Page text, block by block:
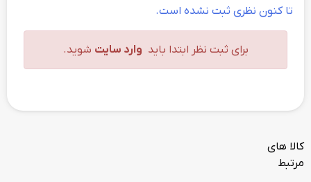
تا کنون نظری ثبت نشده است.
برای ثبت نظر ابتدا باید وارد سایت شوید.
کالا های
مرتبط